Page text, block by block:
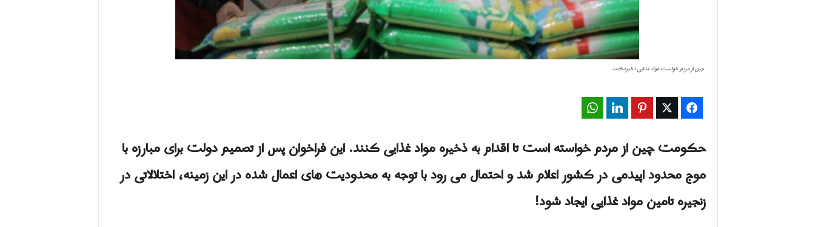
و
ز
2
چین از مردم خواست مواد غذایی ذخیره کنند
Facebook
Twitter
Pinterest
LinkedIn
حکومت چین از مردم خواسته است تا اقدام به ذخیره مواد غذایی کنند. این فراخوان پس از تصمیم دولت برای مبارزه با
موج محدود اپیدمی در کشور اعلام شد و احتمال می رود با توجه به محدودیت های اعمال شده در این زمینه، اختلالاتی در
زنجیره تامین مواد غذایی ایجاد شود!